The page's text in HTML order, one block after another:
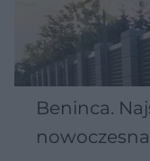
Beninca.